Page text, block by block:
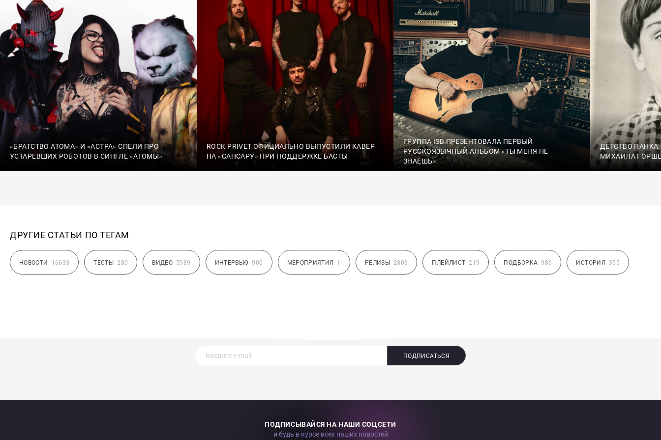
«БРАТСТВО АТОМА» И «АСТРА» СПЕЛИ ПРО
УСТАРЕВШИХ РОБОТОВ В СИНГЛЕ «АТОМЫ»
ROCK PRIVET ОФИЦИАЛЬНО ВЫПУСТИЛИ КАВЕР
НА «САНСАРУ» ПРИ ПОДДЕРЖКЕ БАСТЫ
ГРУППА ISB ПРЕЗЕНТОВАЛА ПЕРВЫЙ
РУССКОЯЗЫЧНЫЙ АЛЬБОМ «ТЫ МЕНЯ НЕ
ЗНАЕШЬ».
ДЕТСТВО
МИХАИЛА
ДРУГИЕ СТАТЬИ ПО ТЕГАМ
НОВОСТИ 16633 ТЕСТЫ 280 ВИДЕО 5989 ИНТЕРВЬЮ 900 МЕРОПРИЯТИЯ 1 РЕЛИЗЫ 2803 ПЛЕЙЛИСТ 219 ПОДБОРКА 986 ИСТОРИЯ 355
ПОДПИСАТЬСЯ
ПОДПИСЫВАЙСЯ НА НАШИ СОЦСЕТИ
и будь в курсе всех наших новостей